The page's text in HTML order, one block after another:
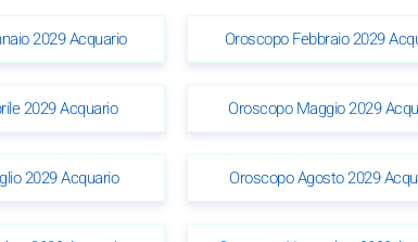
2029 Acquario Oroscopo Febbraio 2029
2029 Acquario Oroscopo Maggio 2029
2029 Acquario Oroscopo Agosto 2029